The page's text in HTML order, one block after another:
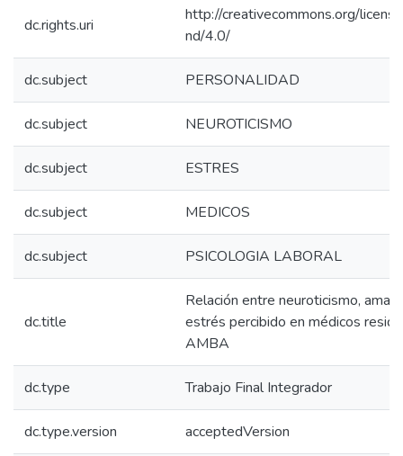
dc.rights.uri
http://creativecommons.org/
nd/4.0/
dc.subject PERSONALIDAD
dc.subject NEUROTICISMO
dc.subject ESTRES
dc.subject MEDICOS
dc.subject PSICOLOGIA LABORAL
dc.title
Relación entre neuroticismo,
estrés percibido en médicos
AMBA
dc.type Trabajo Final Integrador
dc.type.version acceptedVersion